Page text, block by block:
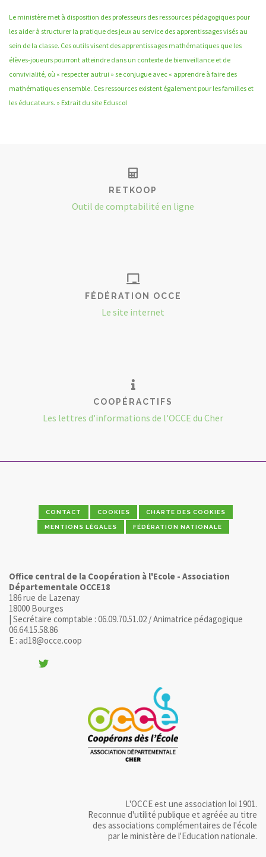
Le ministère met à disposition des professeurs des ressources pédagogiques pour
les aider à structurer la pratique des jeux au service des apprentissages visés au
sein de la classe. Ces outils visent des apprentissages mathématiques que les
élèves-joueurs pourront atteindre dans un contexte de bienveillance et de
convivialité, où « respecter autrui » se conjugue avec « apprendre à faire des
mathématiques ensemble. Ces ressources existent également pour les familles et
les éducateurs. » Extrait du site Eduscol
RETKOOP
Outil de comptabilité en ligne
FÉDÉRATION OCCE
Le site internet
COOPÉRACTIFS
Les lettres d'informations de l'OCCE du Cher
CONTACT COOKIES CHARTE DES COOKIES
MENTIONS LÉGALES FÉDÉRATION NATIONALE
Office central de la Coopération à l'Ecole - Association
Départementale OCCE18
186 rue de Lazenay
18000 Bourges
| Secrétaire comptable : 06.09.70.51.02 / Animatrice pédagogique
06.64.15.58.86
E : ad18@occe.coop
L'OCCE est une association loi 1901.
Reconnue d'utilité publique et agréée au titre
des associations complémentaires de l'école
par le ministère de l'Education nationale.